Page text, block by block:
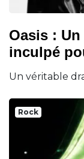
Oasis :
inculpé
Un véritable
Rock